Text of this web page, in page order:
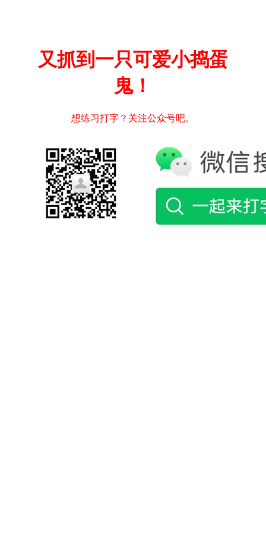
又抓到一只可爱小捣蛋
鬼！
想练习打字？关注公众号吧。